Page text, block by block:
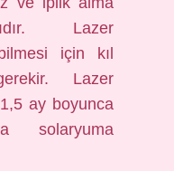
Lazer
için kıl
Lazer
ay boyunca
solaryuma